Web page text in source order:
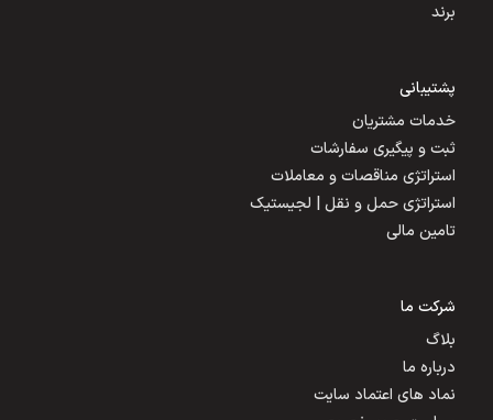
برند
پشتیبانی
خدمات مشتریان
ثبت و پیگیری سفارشات
استراتژی مناقصات و معاملات
استراتژی حمل و نقل | لجیستیک
تامین مالی
شرکت ما
بلاگ
درباره ما
نماد های اعتماد سایت